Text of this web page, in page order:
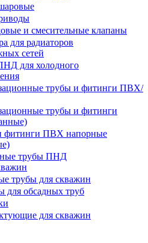
и смесительные клапаны
для радиаторов
сетей
для холодного
трубы и фитинги ПВХ/
трубы и фитинги
фитинги ПВХ напорные
трубы ПНД
трубы для скважин
для обсадных труб
для скважин